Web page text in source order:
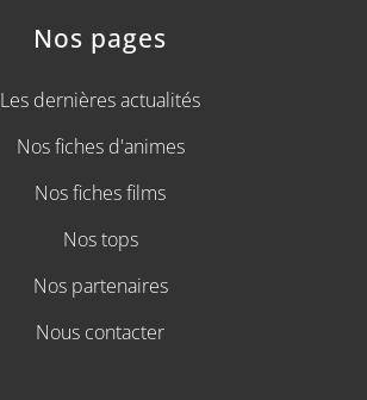
Nos pages
Les dernières actualités
Nos fiches d'animes
Nos fiches films
Nos tops
Nos partenaires
Nous contacter